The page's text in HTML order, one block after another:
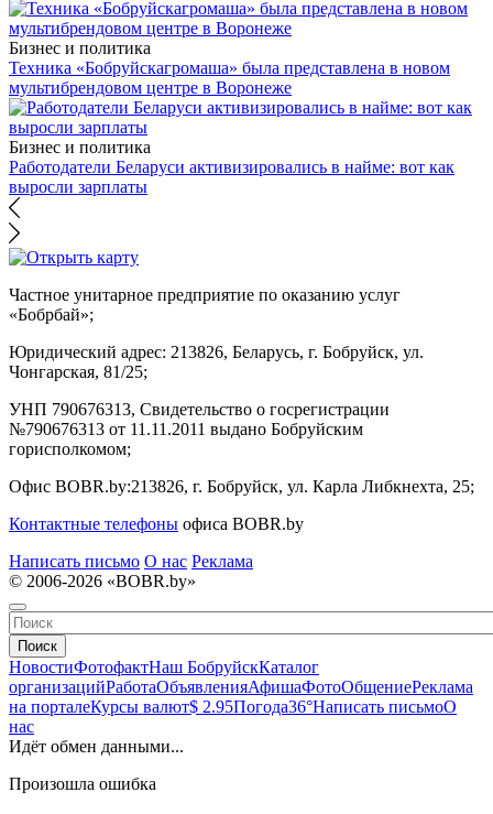
Бизнес и политика
Техника «Бобруйскагромаша» была представлена в новом
мультибрендовом центре в Воронеже
Бизнес и политика
Работодатели Беларуси активизировались в найме: вот как
выросли зарплаты
Частное унитарное предприятие по оказанию услуг
«Бобрбай»;
Юридический адрес: 213826, Беларусь, г. Бобруйск, ул.
Чонгарская, 81/25;
УНП 790676313, Свидетельство о госрегистрации
№790676313 от 11.11.2011 выдано Бобруйским
горисполкомом;
Офис BOBR.by:213826, г. Бобруйск, ул. Карла Либкнехта, 25;
Контактные телефоны офиса BOBR.by
Написать письмо О нас Реклама
© 2006-2026 «BOBR.by»
Поиск
НовостиФотофактНаш БобруйскКаталог
организацийРаботаОбъявленияАфишаФотоОбщениеРеклама
на порталеКурсы валют$ 2.95Погода36°Написать письмоО
нас
Идёт обмен данными...
Произошла ошибка